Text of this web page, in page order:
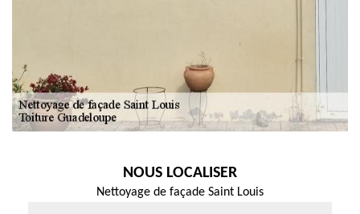
NOUS LOCALISER
Nettoyage de façade Saint Louis